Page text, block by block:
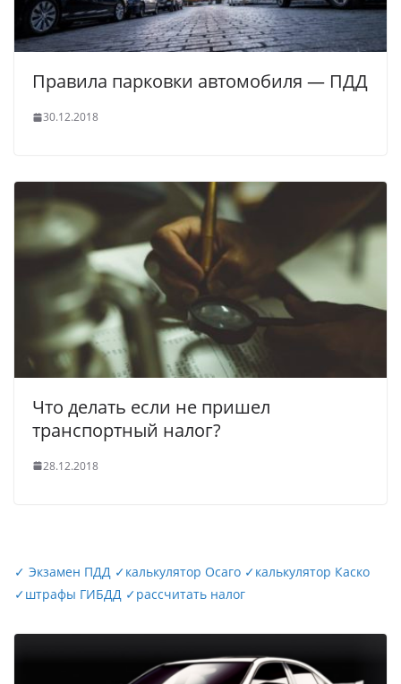
Правила парковки автомобиля — ПДД
30.12.2018
Что делать если не пришел
транспортный налог?
28.12.2018
✓ Экзамен ПДД ✓калькулятор Осаго ✓калькулятор Каско
✓штрафы ГИБДД ✓рассчитать налог